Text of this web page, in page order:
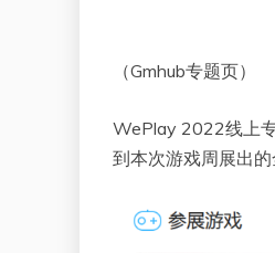
（Gmhub专题页）
WePlay 2022线上
到本次游戏周展出